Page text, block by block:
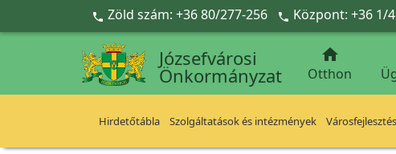
Ugrás a fő tartalomra
 Zöld szám: +36 80/277-256  Központ: +36 1/
Józsefvárosi
Önkormányzat

Otthon
Hirdetőtábla Szolgáltatások és intézmények Városfejlesztés